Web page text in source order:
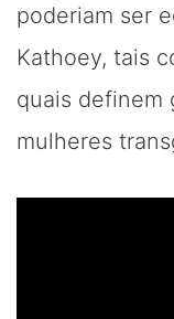
poderiam ser
Kathoey, tais
quais definem
mulheres